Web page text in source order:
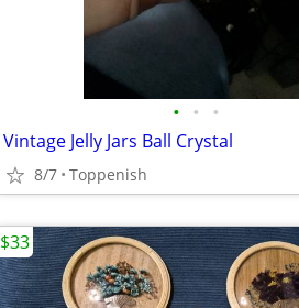
• • •
Vintage Jelly Jars Ball Crystal
8/7 Toppenish
$33